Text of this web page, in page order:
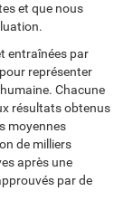
et que nous
entraînées par
représenter
Chacune
résultats obtenus
moyennes
de milliers
après une
par de